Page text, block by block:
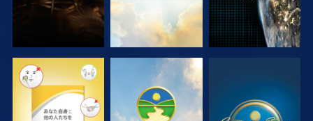
観る 観る 観る